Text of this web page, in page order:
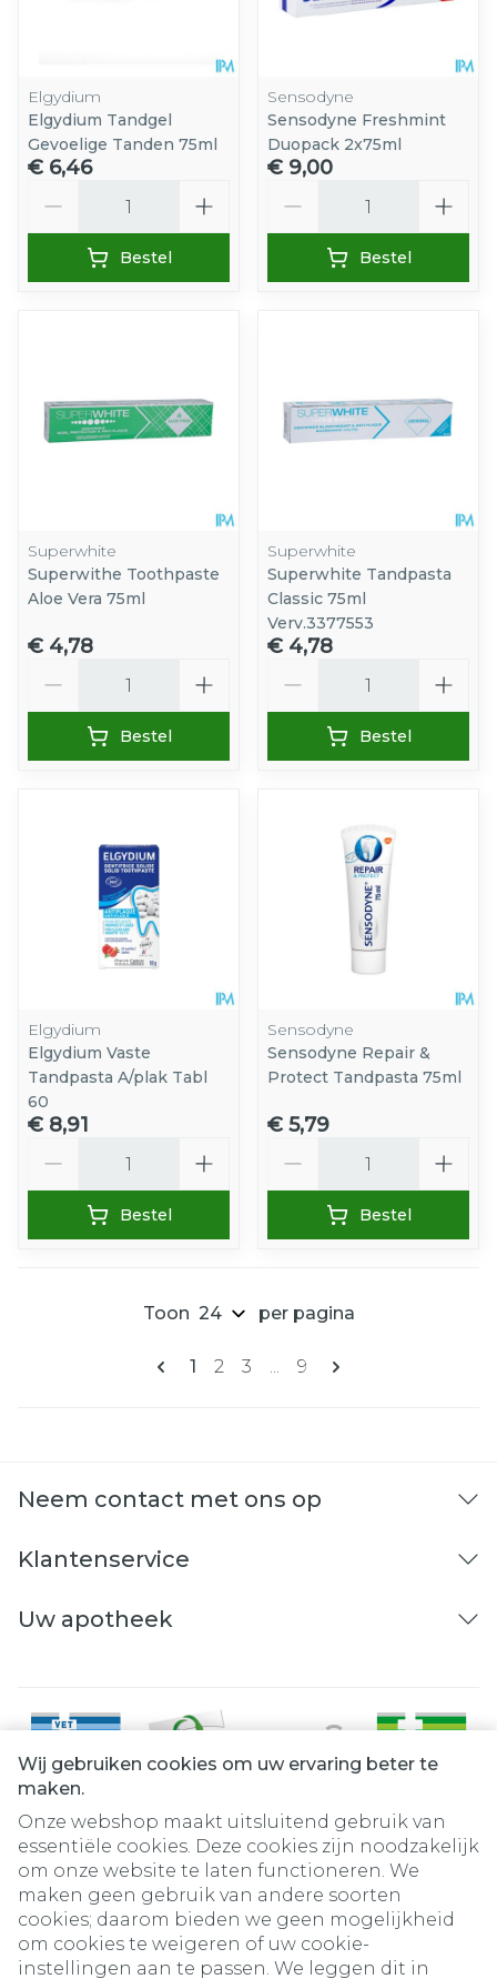
Wij gebruiken cookies om uw ervaring beter te
maken.
Onze webshop maakt uitsluitend gebruik van
essentiële cookies. Deze cookies zijn noodzakelijk
om onze website te laten functioneren. We
maken geen gebruik van andere soorten
cookies; daarom bieden we geen mogelijkheid
om cookies te weigeren of uw cookie-
instellingen aan te passen. We leggen dit in
Elgydium
Elgydium Tandgel
Gevoelige Tanden 75ml
€ 6,46
Bestel
Sensodyne
Sensodyne Freshmint
Duopack 2x75ml
€ 9,00
Bestel
Superwhite
Superwithe Toothpaste
Aloe Vera 75ml
€ 4,78
Bestel
Superwhite
Superwhite Tandpasta
Classic 75ml
Verv.3377553
€ 4,78
Bestel
Elgydium
Elgydium Vaste
Tandpasta A/plak Tabl
60
€ 8,91
Bestel
Sensodyne
Sensodyne Repair &
Protect Tandpasta 75ml
€ 5,79
Bestel
Pagina's
U lees momenteel pagina
1 Pagina
2 Pagina
3 ... Pagina
9
Toon per pagina
Neem contact met ons op
Klantenservice
Uw apotheek
Juridische links